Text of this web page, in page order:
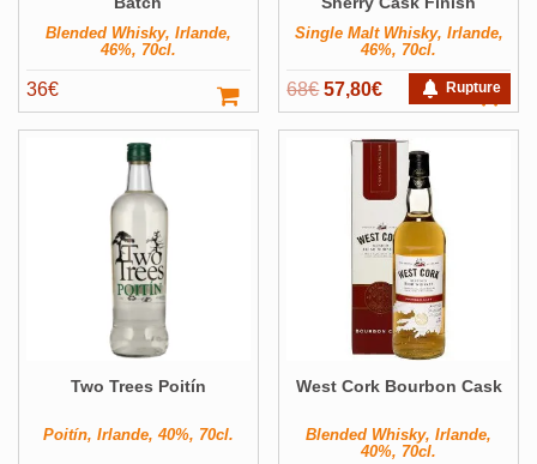
Blended Whisky, Irlande,
46%, 70cl.
36€ Rupture
Single Malt Whisky, Irlande,
46%, 70cl.
68€ Le
prix
initial
57,80€Le
prix
actuel
est :
57,80€.
Two Trees Poitín
Poitín, Irlande, 40%, 70cl.
West Cork Bourbon Cask
Blended Whisky, Irlande,
40%, 70cl.